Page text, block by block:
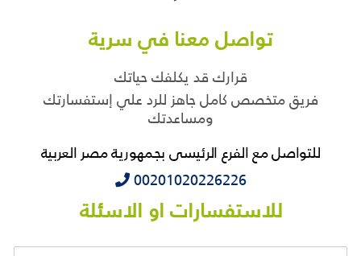
تواصل معنا في سرية
قرارك قد يكلفك حياتك
فريق متخصص كامل جاهز للرد علي إستفسارتك
ومساعدتك
للتواصل مع الفرع الرئيسى بجمهورية مصر العربية
‭‭‭00201020226226
للاستفسارات او الاسئلة